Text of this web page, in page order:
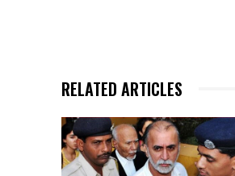
RELATED ARTICLES